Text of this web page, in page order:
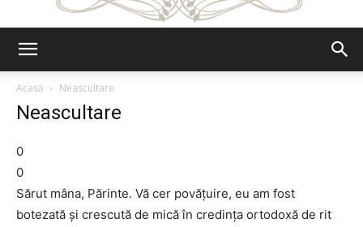
Acasă
Neascultare
Neascultare
0
0
Sărut mâna, Părinte. Vă cer povăţuire, eu am fost
botezată şi crescută de mică în credinţa ortodoxă de rit